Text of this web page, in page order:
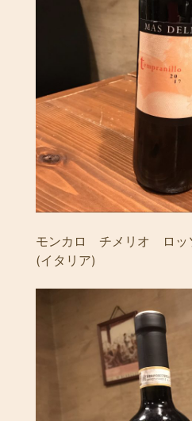
モンカロ チメリオ ロッ
(イタリア)